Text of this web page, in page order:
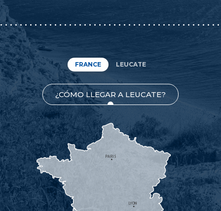
FRANCE LEUCATE
¿CÓMO LLEGAR A LEUCATE?
LYON
PARIS